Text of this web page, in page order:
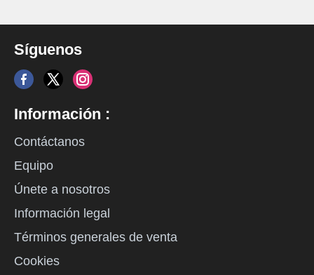
Síguenos
Información :
Contáctanos
Equipo
Únete a nosotros
Información legal
Términos generales de venta
Cookies